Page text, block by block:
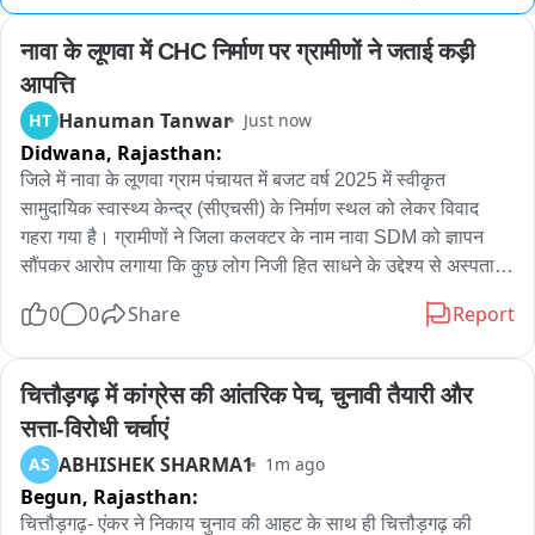
नावा के लूणवा में CHC निर्माण पर ग्रामीणों ने जताई कड़ी
आपत्ति
HT Hanuman Tanwar Just now
Didwana, Rajasthan:
जिले में नावा के लूणवा ग्राम पंचायत में बजट वर्ष 2025 में स्वीकृत
सामुदायिक स्वास्थ्य केन्द्र (सीएचसी) के निर्माण स्थल को लेकर विवाद
गहरा गया है। ग्रामीणों ने जिला कलक्टर के नाम नावा SDM को ज्ञापन
सौंपकर आरोप लगाया कि कुछ लोग निजी हित साधने के उद्देश्य से अस्पताल
प्राथमिक स्वास्थ्य केन्द्र से सटी निर्विवाद भूमि पहले से उपलब्ध है।
की सहमति दे चुका है। ऐसे में निजी भूमि का चयन भविष्य में कानूनी विवाद,
पहुंच मार्ग की समस्या तथा सरकारी धन के दुरुपयोग की आशंका पैदा करेगा।
उन्होंने पूर्व स्वास्थ्य केन्द्र परिसर एवं उससे सटी भूमि पर ही सीएचसी निर्माण
की मांग की। ग्रामीणों ने निर्माण स्थल चयन की निष्पक्ष जांच, ग्रामसभा की
सहमति तथा निजी भूमि पर निर्माण के प्रयासों पर तत्काल रोक लगाने की
मांग की है। साथ ही चेतावनी दी कि यदि जनभावनाओं के अनुरूप निर्णय नहीं
0 0 Share Report
चित्तौड़गढ़ में कांग्रेस की आंतरिक पेच, चुनावी तैयारी और
सत्ता-विरोधी चर्चाएं
AS ABHISHEK SHARMA1 1m ago
Begun, Rajasthan:
चित्तौड़गढ़- एंकर ने निकाय चुनाव की आहट के साथ ही चित्तौड़गढ़ की